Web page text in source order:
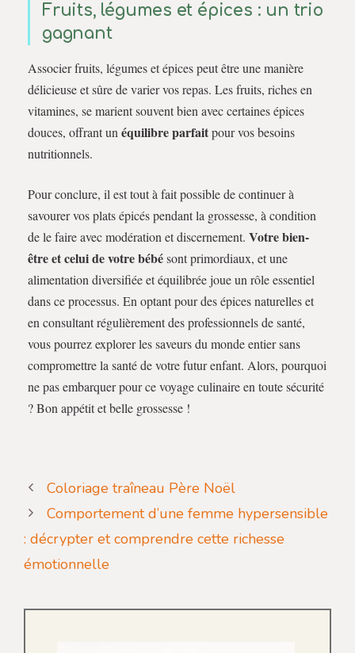
Fruits, légumes et épices : un trio
gagnant
Associer fruits, légumes et épices peut être une manière
délicieuse et sûre de varier vos repas. Les fruits, riches en
vitamines, se marient souvent bien avec certaines épices
douces, offrant un équilibre parfaitpour vos besoins
nutritionnels.
Pour conclure, il est tout à fait possible de continuer à
savourer vos plats épicés pendant la grossesse, à condition
de le faire avec modération et discernement. Votre bien-
être et celui de votre bébésont primordiaux, et une
alimentation diversifiée et équilibrée joue un rôle essentiel
dans ce processus. En optant pour des épices naturelles et
en consultant régulièrement des professionnels de santé,
vous pourrez explorer les saveurs du monde entier sans
compromettre la santé de votre futur enfant. Alors, pourquoi
ne pas embarquer pour ce voyage culinaire en toute sécurité
? Bon appétit et belle grossesse !
Coloriage traîneau Père Noël
Comportement d’une femme hypersensible
: décrypter et comprendre cette richesse
émotionnelle